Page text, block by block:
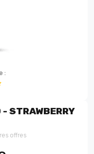
:
STRAWBERRY
offres